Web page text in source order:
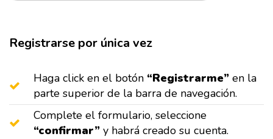
Registrarse por única vez
Haga click en el botón “Registrarme” en la
parte superior de la barra de navegación.
Complete el formulario, seleccione
“confirmar” y habrá creado su cuenta.